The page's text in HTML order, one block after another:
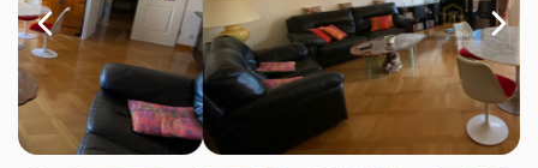
Gestion
Estimation
Agence